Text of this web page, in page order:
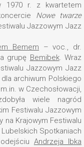
1970 r. z kwartetem
Nowe twarze
Jazzowym Jazz
Bemem – voc., dr.
grupę Bemibek. Wraz
Jazzowym Jazz
archiwum Polskiego
w Czechosłowacji,
wiele nagród
Festiwalu Jazzowym
na Krajowym Festiwalu
Lubelskich Spotkaniach
Andrzeja Ibka